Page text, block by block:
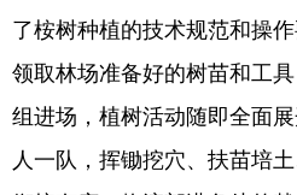
了桉树种植的技术规范和操
领取林场准备好的树苗和工
组进场，植树活动随即全面
人一队，挥锄挖穴、扶苗培